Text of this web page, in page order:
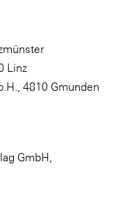
Linz
4810 Gmunden
GmbH,